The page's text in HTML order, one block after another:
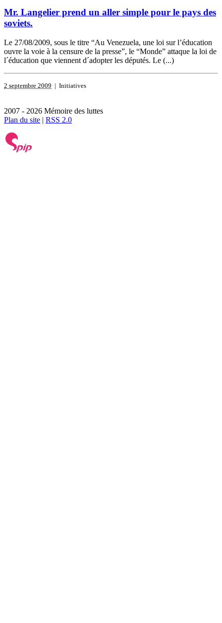
Mr. Langelier prend un aller simple pour le pays des
soviets.
Le 27/08/2009, sous le titre “Au Venezuela, une loi sur l’éducation
ouvre la voie à la censure de la presse”, le “Monde” attaque la loi de
l´éducation que viennent d´adopter les députés. Le (...)
2 septembre 2009 | Initiatives
2007 - 2026 Mémoire des luttes
Plan du site | RSS 2.0